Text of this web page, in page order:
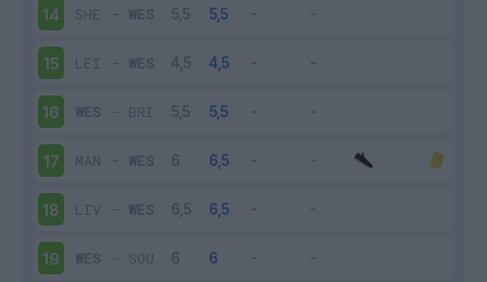
14 SHE - WES
15 LEI - WES
16 WES - BRI
17 MAN - WES
18 LIV - WES
19 WES - SOU